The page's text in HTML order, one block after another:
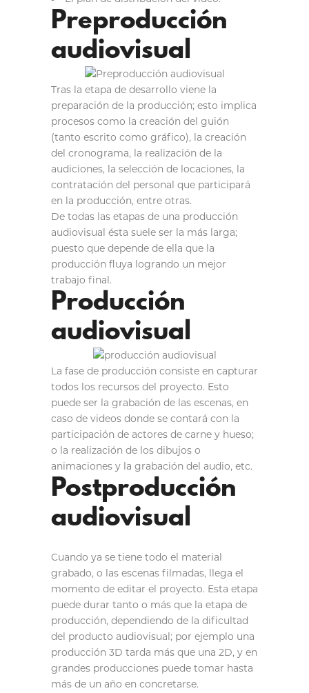
Preproducción
audiovisual
Tras la etapa de desarrollo viene la
preparación de la producción; esto implica
procesos como la creación del guión
(tanto escrito como gráfico), la creación
del cronograma, la realización de la
audiciones, la selección de locaciones, la
contratación del personal que participará
en la producción, entre otras.
De todas las etapas de una producción
audiovisual ésta suele ser la más larga;
puesto que depende de ella que la
producción fluya logrando un mejor
trabajo final.
Producción
audiovisual
La fase de producción consiste en capturar
todos los recursos del proyecto. Esto
puede ser la grabación de las escenas, en
caso de videos donde se contará con la
participación de actores de carne y hueso;
o la realización de los dibujos o
animaciones y la grabación del audio, etc.
Postproducción
audiovisual
Cuando ya se tiene todo el material
grabado, o las escenas filmadas, llega el
momento de editar el proyecto. Esta etapa
puede durar tanto o más que la etapa de
producción, dependiendo de la dificultad
del producto audiovisual; por ejemplo una
producción 3D tarda más que una 2D, y en
grandes producciones puede tomar hasta
más de un año en concretarse.